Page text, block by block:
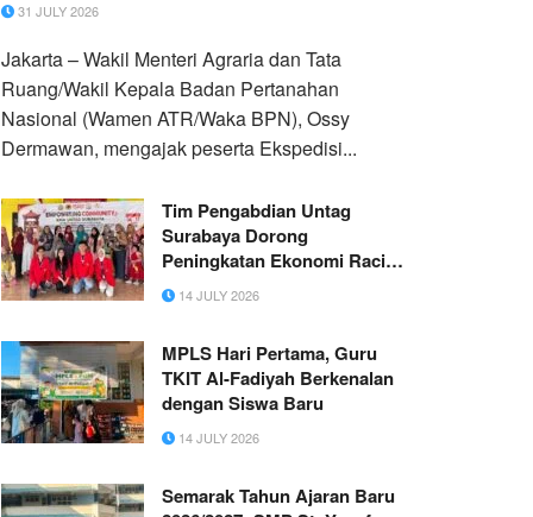
31 JULY 2026
Jakarta – Wakil Menteri Agraria dan Tata
Ruang/Wakil Kepala Badan Pertanahan
Nasional (Wamen ATR/Waka BPN), Ossy
Dermawan, mengajak peserta Ekspedisi...
Tim Pengabdian Untag
Surabaya Dorong
Peningkatan Ekonomi Raci
Kulon Melalui Inovasi Olahan
Tambak
14 JULY 2026
MPLS Hari Pertama, Guru
TKIT Al-Fadiyah Berkenalan
dengan Siswa Baru
14 JULY 2026
Semarak Tahun Ajaran Baru